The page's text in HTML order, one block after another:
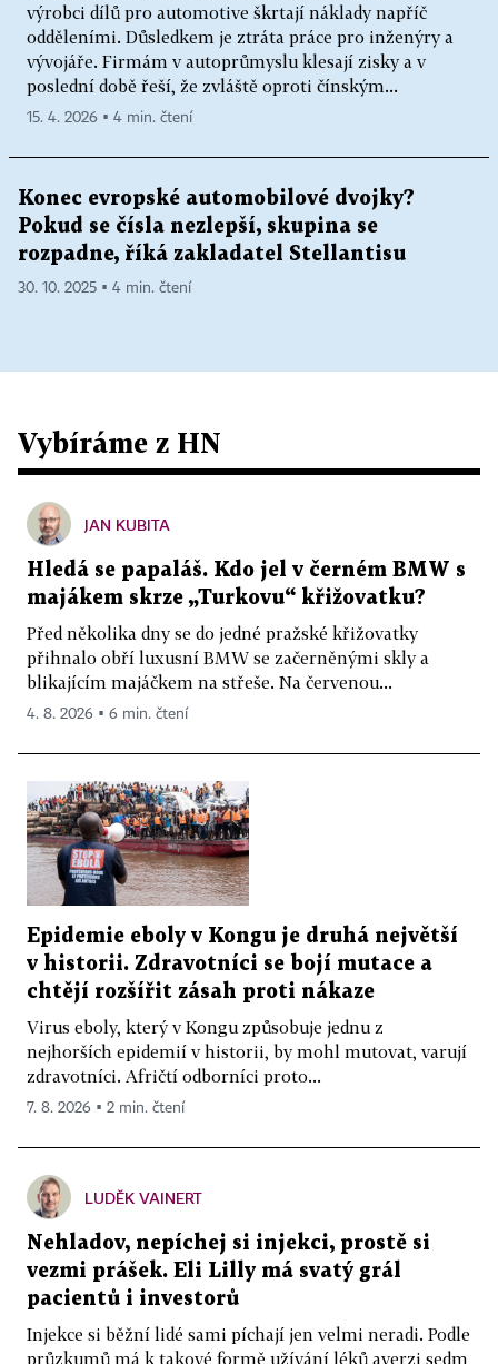
výrobci dílů pro automotive škrtají náklady napříč
odděleními. Důsledkem je ztráta práce pro inženýry a
vývojáře. Firmám v autoprůmyslu klesají zisky a v
poslední době řeší, že zvláště oproti čínským...
15. 4. 2026 ▪ 4 min. čtení
Konec evropské automobilové dvojky?
Pokud se čísla nezlepší, skupina se
rozpadne, říká zakladatel Stellantisu
30. 10. 2025 ▪ 4 min. čtení
Vybíráme z HN
JAN KUBITA
Hledá se papaláš. Kdo jel v černém BMW s
majákem skrze „Turkovu“ křižovatku?
Před několika dny se do jedné pražské křižovatky
přihnalo obří luxusní BMW se začerněnými skly a
blikajícím majáčkem na střeše. Na červenou...
4. 8. 2026 ▪ 6 min. čtení
Epidemie eboly v Kongu je druhá největší
v historii. Zdravotníci se bojí mutace a
chtějí rozšířit zásah proti nákaze
Virus eboly, který v Kongu způsobuje jednu z
nejhorších epidemií v historii, by mohl mutovat, varují
zdravotníci. Afričtí odborníci proto...
7. 8. 2026 ▪ 2 min. čtení
LUDĚK VAINERT
Nehladov, nepíchej si injekci, prostě si
vezmi prášek. Eli Lilly má svatý grál
pacientů i investorů
Injekce si běžní lidé sami píchají jen velmi neradi. Podle
průzkumů má k takové formě užívání léků averzi sedm